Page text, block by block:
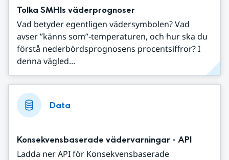
Tolka SMHIs väderprognoser
Vad betyder egentligen vädersymbolen? Vad
avser ”känns som”-temperaturen, och hur ska du
förstå nederbördsprognosens procentsiffror? I
denna vägled...
Data
Konsekvensbaserade vädervarningar - API
Ladda ner API för Konsekvensbaserade